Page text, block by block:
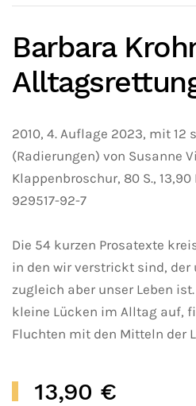
Barbara
2010, 4. Auflage 2023, mit
(Radierungen) von Susanne
Klappenbroschur, 80 S., 13,90
929517-92-7
Die 54 kurzen Prosatexte
in den wir verstrickt sind,
zugleich aber unser Leben
kleine Lücken im Alltag auf,
Fluchten mit den Mitteln der
13,90 €